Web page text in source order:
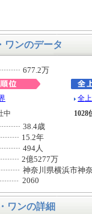
ワンのデータ
677.2万
中
全
1028
38.4歳
15.2年
494人
2億5277万
神奈川県横浜市神
2060
ワンの詳細